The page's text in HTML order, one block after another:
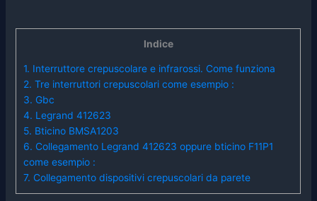
Indice
1. Interruttore crepuscolare e infrarossi. Come funziona
2. Tre interruttori crepuscolari come esempio :
3. Gbc
4. Legrand 412623
5. Bticino BMSA1203
6. Collegamento Legrand 412623 oppure bticino F11P1
come esempio :
7. Collegamento dispositivi crepuscolari da parete